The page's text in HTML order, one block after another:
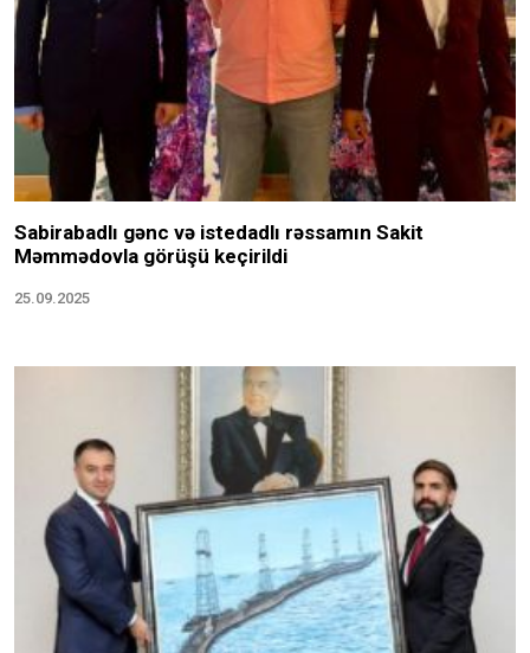
Sabirabadlı gənc və istedadlı rəssamın Sakit
Məmmədovla görüşü keçirildi
25.09.2025